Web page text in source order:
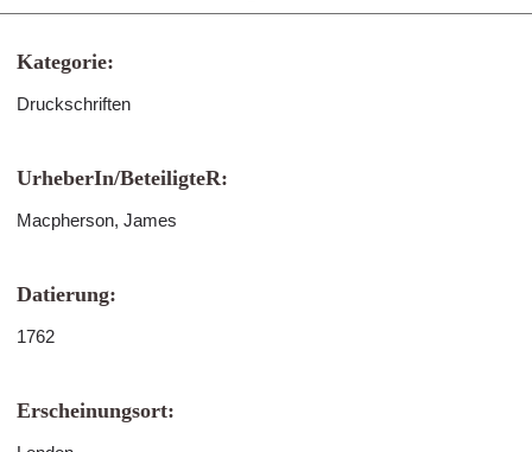
Kategorie:
Druckschriften
UrheberIn/BeteiligteR:
Macpherson, James
Datierung:
1762
Erscheinungsort: